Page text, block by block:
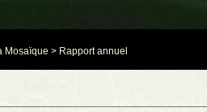
Mosaïque > Rapport annuel